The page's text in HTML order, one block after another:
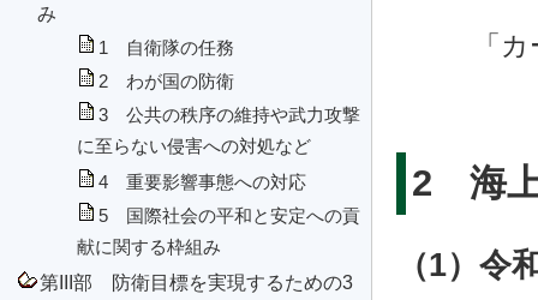
み
1 自衛隊の任務
2 わが国の防衛
3 公共の秩序の維持や武力攻撃
に至らない侵害への対処など
4 重要影響事態への対応
5 国際社会の平和と安定への貢
献に関する枠組み
第III部 防衛目標を実現するための3
「
2 海
（1）令